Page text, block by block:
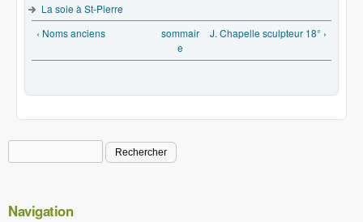
La soie à St-Pierre
‹ Noms anciens
sommair
e
J. Chapelle sculpteur 18° ›
Formulaire de recherche
Navigation